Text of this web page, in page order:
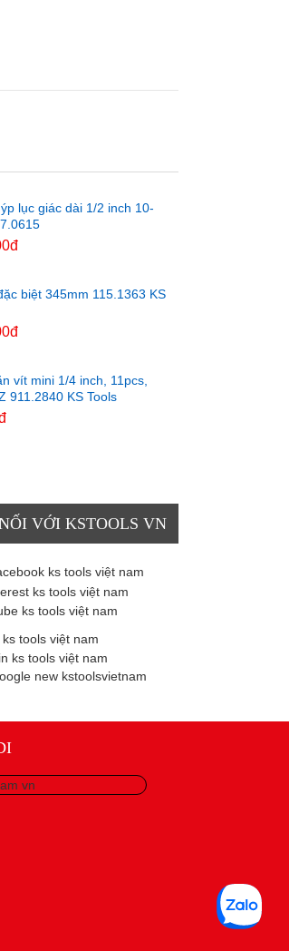
lục giác dài 1/2 inch 10-
biệt 345mm 115.1363 KS
vít mini 1/4 inch, 11pcs,
911.2840 KS Tools
VỚI KSTOOLS VN